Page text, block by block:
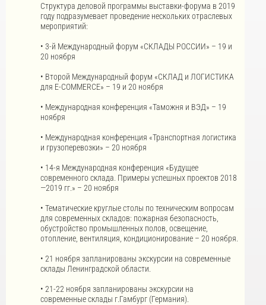
Структура деловой программы выставки-форума в 2019
году подразумевает проведение нескольких отраслевых
мероприятий:
• 3-й Международный форум «СКЛАДЫ РОССИИ» – 19 и
20 ноября
• Второй Международный форум «СКЛАД и ЛОГИСТИКА
для E-COMMERCE» – 19 и 20 ноября
• Международная конференция «Таможня и ВЭД» – 19
ноября
• Международная конференция «Транспортная логистика
и грузоперевозки» – 20 ноября
• 14-я Международная конференция «Будущее
современного склада. Примеры успешных проектов 2018
—2019 гг.» – 20 ноября
• Тематические круглые столы по техническим вопросам
для современных складов: пожарная безопасность,
обустройство промышленных полов, освещение,
отопление, вентиляция, кондиционирование – 20 ноября.
• 21 ноября запланированы экскурсии на современные
склады Ленинградской области.
• 21-22 ноября запланированы экскурсии на
современные склады г.Гамбург (Германия).